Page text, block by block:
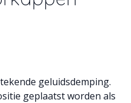
geluidsdemping.
geplaatst worden als